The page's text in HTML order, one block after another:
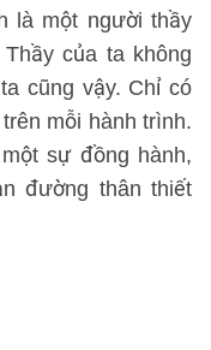
là một người thầy
của ta không
cũng vậy. Chỉ có
mỗi hành trình.
sự đồng hành,
đường thân thiết